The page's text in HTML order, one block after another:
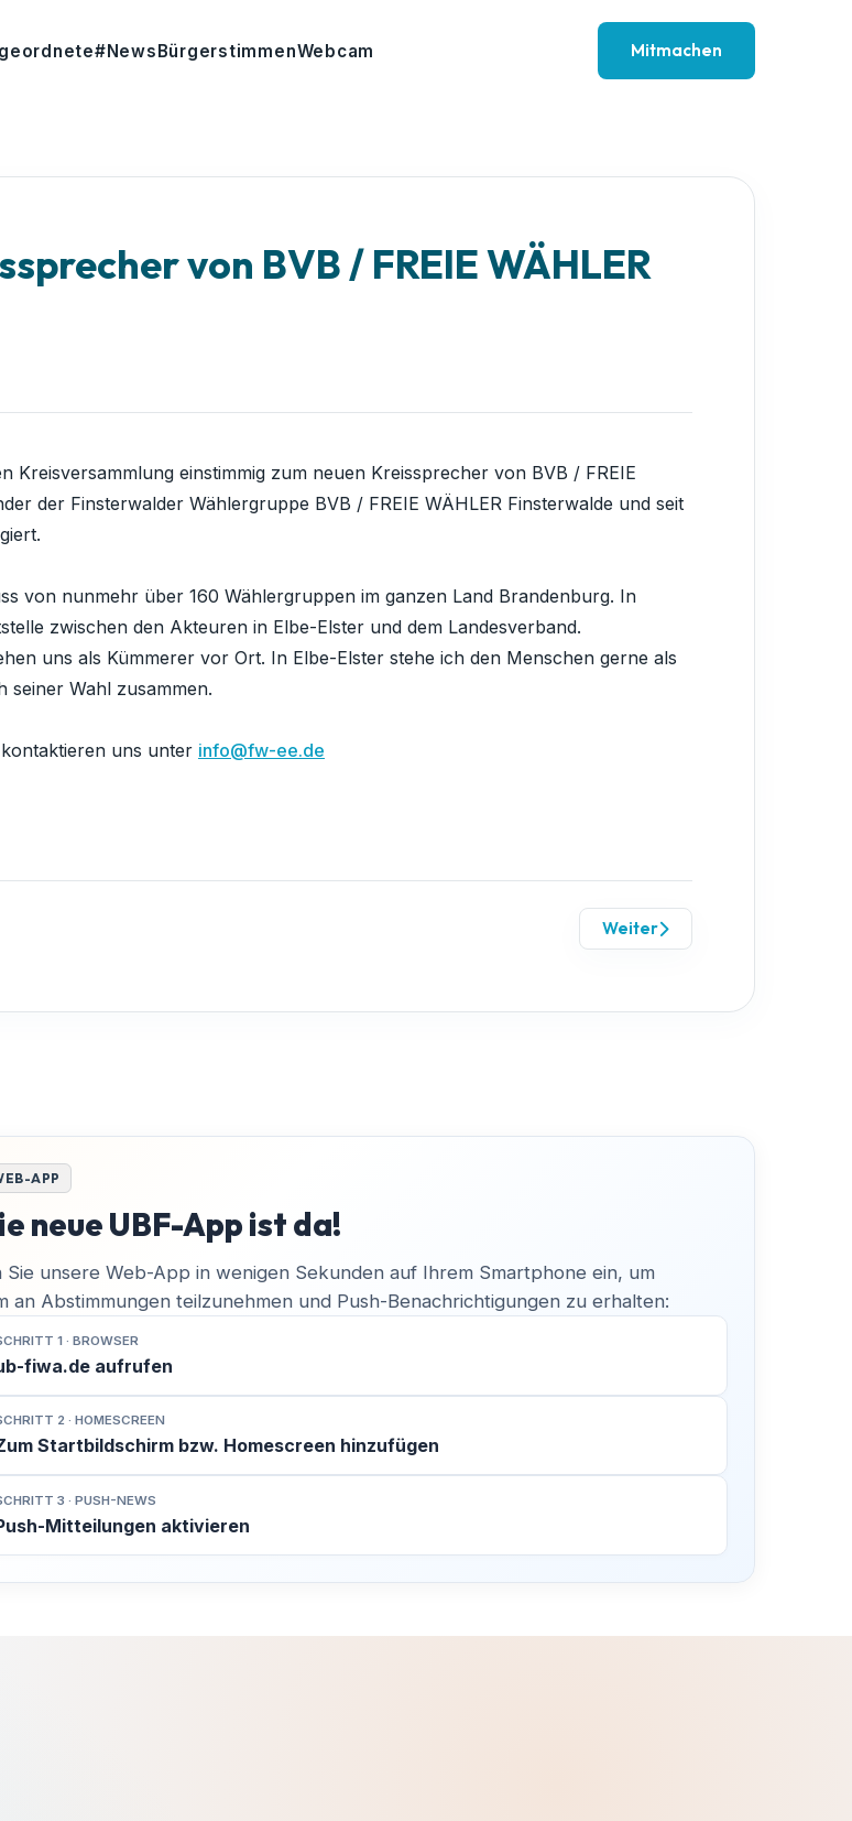
#NewsBürgerstimmenWebcam Mitmachen
von BVB / FREIE WÄHLER
Kreisversammlung einstimmig zum neuen Kreissprecher von BVB / FREIE
der Finsterwalder Wählergruppe BVB / FREIE WÄHLER Finsterwalde und seit
von nunmehr über 160 Wählergruppen im ganzen Land Brandenburg. In
zwischen den Akteuren in Elbe-Elster und dem Landesverband.
uns als Kümmerer vor Ort. In Elbe-Elster stehe ich den Menschen gerne als
Wahl zusammen.
uns unter info@fw-ee.de
Weiter
APP
neue UBF-App ist da!
Sie unsere Web-App in wenigen Sekunden auf Ihrem Smartphone ein, um
an Abstimmungen teilzunehmen und Push-Benachrichtigungen zu erhalten:
1 · BROWSER
fiwa.de aufrufen
2 · HOMESCREEN
Startbildschirm bzw. Homescreen hinzufügen
3 · PUSH-NEWS
Mitteilungen aktivieren
und die Entwicklung unserer
uns engagieren sich Bürger für Bürger –